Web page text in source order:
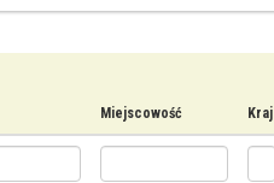
Miejscowość Kraj